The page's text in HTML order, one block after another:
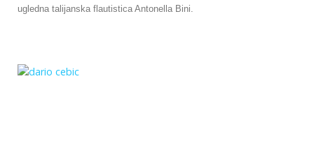
ugledna talijanska flautistica Antonella Bini.